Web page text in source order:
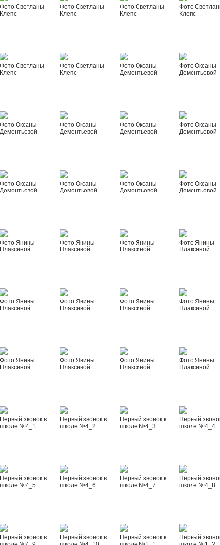
Фото Светланы
Клепс
Фото Светланы
Клепс
Фото Светланы
Клепс
Фото
Клепс
Фото Светланы
Клепс
Фото Светланы
Клепс
Фото Оксаны
Дементьевой
Фото Оксаны
Дементьевой
Фото Оксаны
Дементьевой
Фото Оксаны
Дементьевой
Фото Оксаны
Дементьевой
Фото Оксаны
Дементьевой
Фото Оксаны
Дементьевой
Фото Оксаны
Дементьевой
Фото Оксаны
Дементьевой
Фото Оксаны
Дементьевой
Фото Янины
Плаксиной
Фото Янины
Плаксиной
Фото Янины
Плаксиной
Фото Янины
Плаксиной
Фото Янины
Плаксиной
Фото Янины
Плаксиной
Фото Янины
Плаксиной
Фото Янины
Плаксиной
Фото Янины
Плаксиной
Фото Янины
Плаксиной
Фото Янины
Плаксиной
Фото Янины
Плаксиной
Первый звонок в
школе №4_1
Первый звонок в
школе №4_2
Первый звонок в
школе №4_3
Первый
школе №4_4
Первый звонок в
школе №4_5
Первый звонок в
школе №4_6
Первый звонок в
школе №4_7
Первый
школе №4_8
Первый звонок в
Первый звонок в
Первый звонок в
Первый